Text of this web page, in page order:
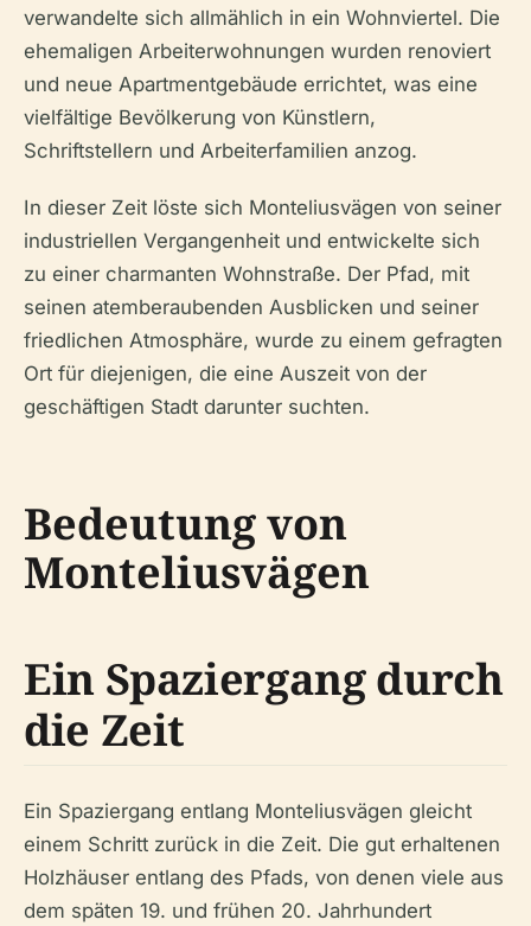
verwandelte sich allmählich in ein Wohnviertel. Die
ehemaligen Arbeiterwohnungen wurden renoviert
und neue Apartmentgebäude errichtet, was eine
vielfältige Bevölkerung von Künstlern,
Schriftstellern und Arbeiterfamilien anzog.
In dieser Zeit löste sich Monteliusvägen von seiner
industriellen Vergangenheit und entwickelte sich
zu einer charmanten Wohnstraße. Der Pfad, mit
seinen atemberaubenden Ausblicken und seiner
friedlichen Atmosphäre, wurde zu einem gefragten
Ort für diejenigen, die eine Auszeit von der
geschäftigen Stadt darunter suchten.
Bedeutung von
Monteliusvägen
Ein Spaziergang durch
die Zeit
Ein Spaziergang entlang Monteliusvägen gleicht
einem Schritt zurück in die Zeit. Die gut erhaltenen
Holzhäuser entlang des Pfads, von denen viele aus
dem späten 19. und frühen 20. Jahrhundert